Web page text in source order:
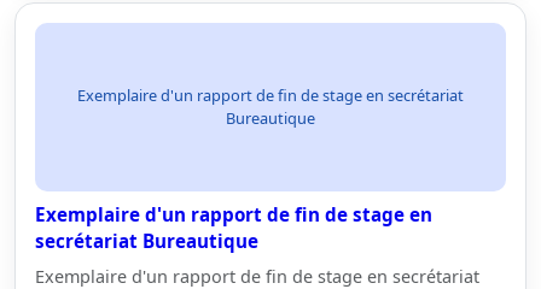
Exemplaire d'un rapport de fin de stage en secrétariat
Bureautique
Exemplaire d'un rapport de fin de stage en
secrétariat Bureautique
Exemplaire d'un rapport de fin de stage en secrétariat